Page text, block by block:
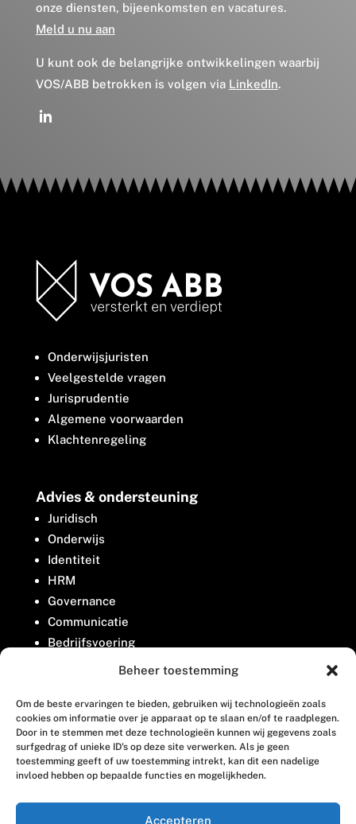
Beheer toestemming
Om de beste ervaringen te bieden, gebruiken wij technologieën zoals
cookies om informatie over je apparaat op te slaan en/of te raadplegen.
Door in te stemmen met deze technologieën kunnen wij gegevens zoals
surfgedrag of unieke ID's op deze site verwerken. Als je geen
toestemming geeft of uw toestemming intrekt, kan dit een nadelige
invloed hebben op bepaalde functies en mogelijkheden.
Accepteren
onze diensten, bijeenkomsten en vacatures.
Meld u nu aan
U kunt ook de belangrijke ontwikkelingen waarbij
VOS/ABB betrokken is volgen via LinkedIn.
Onderwijsjuristen
Veelgestelde vragen
Jurisprudentie
Algemene voorwaarden
Klachtenregeling
Advies & ondersteuning
Juridisch
Onderwijs
Identiteit
HRM
Governance
Communicatie
Bedrijfsvoering
Belangenbehartiging
Contact
Houttuinlaan 8
3447 GM Woerden